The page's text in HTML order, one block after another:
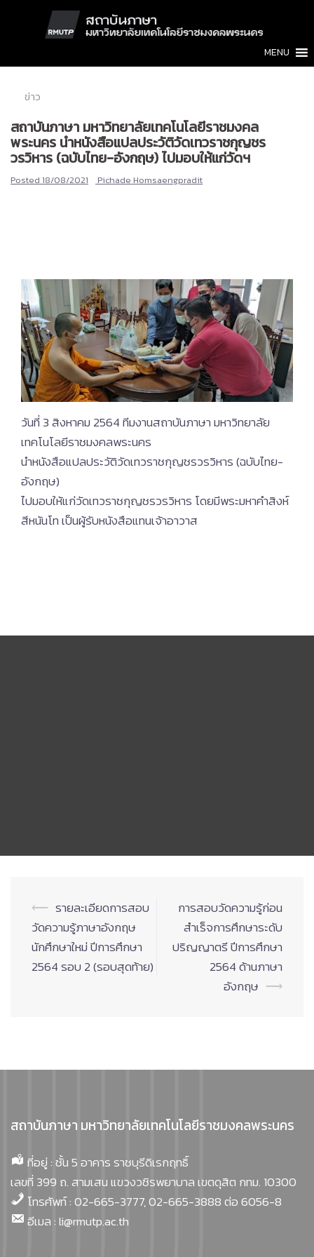
MENU
ข่าว
สถาบันภาษา มหาวิทยาลัยเทคโนโลยีราชมงคล
พระนคร นำหนังสือแปลประวัติวัดเทวราชกุญชร
วรวิหาร (ฉบับไทย-อังกฤษ) ไปมอบให้แก่วัดฯ
Posted 18/08/2021 Pichade Homsaengpradit
วันที่ 3 สิงหาคม 2564 ทีมงานสถาบันภาษา มหาวิทยาลัย
เทคโนโลยีราชมงคลพระนคร
นำหนังสือแปลประวัติวัดเทวราชกุญชรวรวิหาร (ฉบับไทย-
อังกฤษ)
ไปมอบให้แก่วัดเทวราชกุญชรวรวิหาร โดยมีพระมหาคำสิงห์
สีหนันโท เป็นผู้รับหนังสือแทนเจ้าอาวาส
Post
navigation
⟵ รายละเอียดการสอบ
วัดความรู้ภาษาอังกฤษ
นักศึกษาใหม่ ปีการศึกษา
2564 รอบ 2 (รอบสุดท้าย)
การสอบวัดความรู้ก่อน
สำเร็จการศึกษาระดับ
ปริญญาตรี ปีการศึกษา
2564 ด้านภาษา
อังกฤษ ⟶
สถาบันภาษา มหาวิทยาลัยเทคโนโลยีราชมงคลพระนคร
ที่อยู่ : ชั้น 5 อาคาร ราชบุรีดิเรกฤทธิ์
เลขที่ 399 ถ. สามเสน แขวงวชิรพยาบาล เขตดุสิต กทม. 10300
โทรศัพท์ : 02-665-3777, 02-665-3888 ต่อ 6056-8
อีเมล : li@rmutp.ac.th